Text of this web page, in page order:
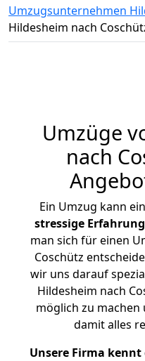
Umzugsunternehmen
Hildesheim nach
Umzüge
nach
Ein Umzug kann
stressige Erfahrung
man sich für einen
Coschütz
wir uns darauf
Hildesheim nach
möglich zu machen
damit alles
Unsere Firma